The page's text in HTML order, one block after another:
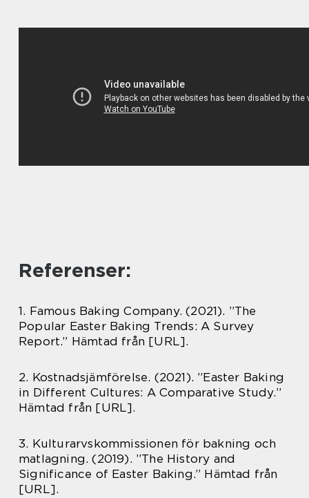
Referenser:
1. Famous Baking Company. (2021). ”The
Popular Easter Baking Trends: A Survey
Report.” Hämtad från [URL].
2. Kostnadsjämförelse. (2021). ”Easter Baking
in Different Cultures: A Comparative Study.”
Hämtad från [URL].
3. Kulturarvskommissionen för bakning och
matlagning. (2019). ”The History and
Significance of Easter Baking.” Hämtad från
[URL].